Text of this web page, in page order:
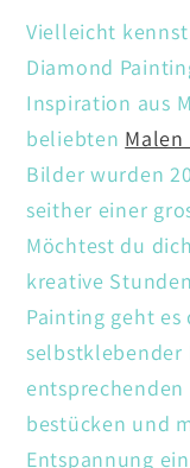
Vielleicht
Diamond
Inspiration aus
beliebten
Bilder wurden
seither einer
Möchtest du
kreative
Painting geht
bestücken und
Entspannung